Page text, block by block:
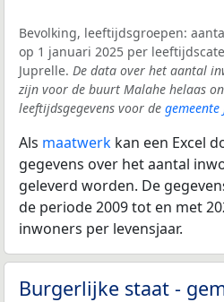
Bevolking, leeftijdsgroepen:
op 1 januari 2025 per
Juprelle. De data over het aantal
zijn voor de buurt Malahe helaas
leeftijdsgegevens voor de gemeente
Als maatwerk kan een Excel
gegevens over het aantal
geleverd worden. De
de periode 2009 tot en met
inwoners per levensjaar.
Burgerlijke staat -